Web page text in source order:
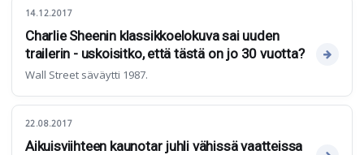
14.12.2017
Charlie Sheenin klassikkoelokuva sai uuden
trailerin - uskoisitko, että tästä on jo 30 vuotta?
Wall Street säväytti 1987.
22.08.2017
Aikuisviihteen kaunotar juhli vähissä vaatteissa